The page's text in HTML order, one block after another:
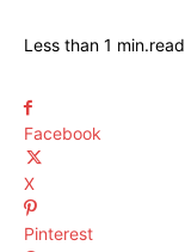
Less than 1 min.read
Facebook
X
Pinterest